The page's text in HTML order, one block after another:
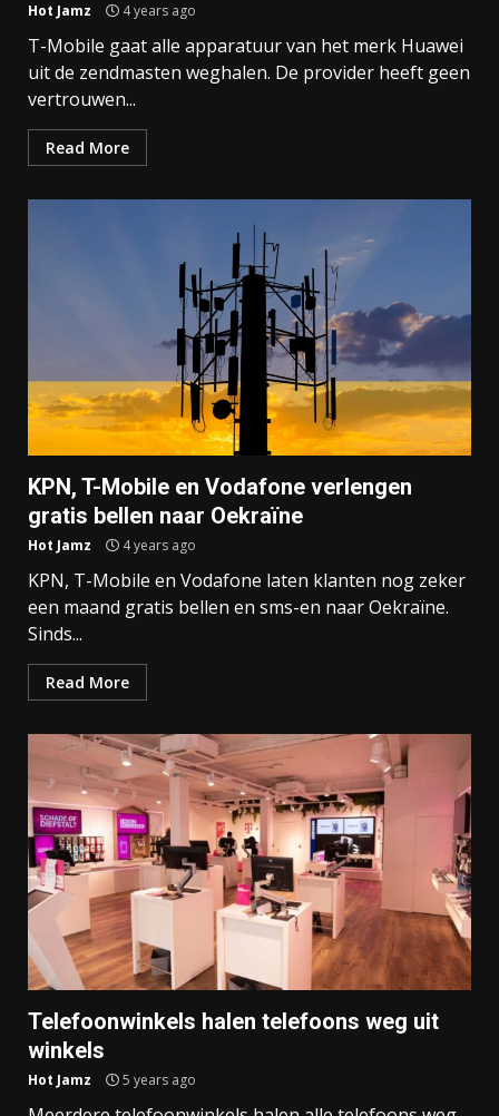
Hot Jamz 4 years ago
T-Mobile gaat alle apparatuur van het merk Huawei
uit de zendmasten weghalen. De provider heeft geen
vertrouwen...
Read More
KPN, T-Mobile en Vodafone verlengen
gratis bellen naar Oekraïne
Hot Jamz 4 years ago
KPN, T-Mobile en Vodafone laten klanten nog zeker
een maand gratis bellen en sms-en naar Oekraïne.
Sinds...
Read More
Telefoonwinkels halen telefoons weg uit
winkels
Hot Jamz 5 years ago